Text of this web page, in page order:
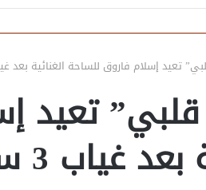
تعيد إسلام فاروق للساحة الغنائية بعد غياب 3
تعيد
غياب 3 سنوات